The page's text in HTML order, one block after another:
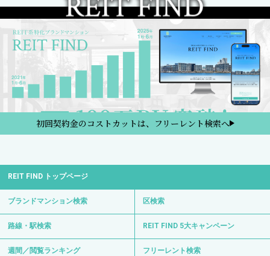
初回契約金のコストカットは、フリーレント検索へ
REIT FIND トップページ
ブランドマンション検索 区検索
路線・駅検索 REIT FIND 5大キャンペーン
週間／閲覧ランキング フリーレント検索